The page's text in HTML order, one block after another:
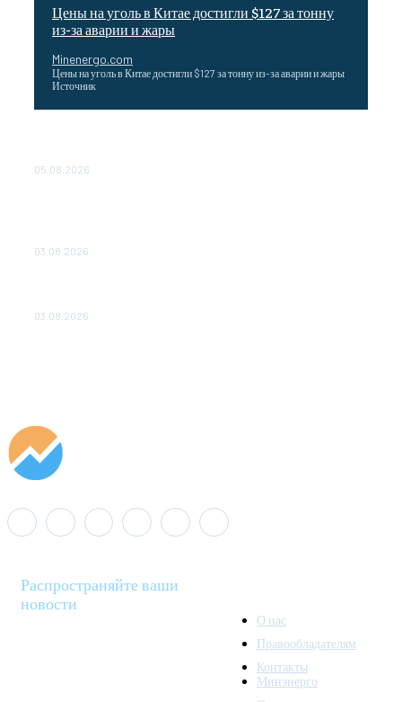
Цены на уголь в Китае достигли $127 за тонну
из-за аварии и жары
Minenergo.com
Цены на уголь в Китае достигли $127 за тонну из-за аварии и жары
Источник
05.08.2026
03.08.2026
03.08.2026
Распространяйте ваши
новости
О нас
Правообладателям
Контакты
Минэнерго